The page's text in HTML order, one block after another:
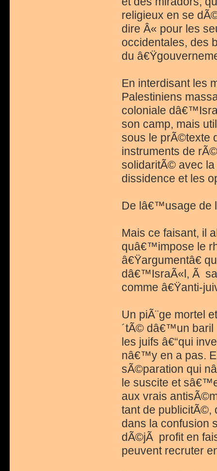
religieux en se
dire Â« pour les
occidentales, des
du
En interdisant les
Palestiniens
coloniale
son camp, mais
sous le prÃ©texte
instruments de
solidaritÃ© avec la
dissidence et les
De lâ€™usage de
Mais ce faisant, il
quâ€™impose le
â€Ÿargumentâ€
dâ€™IsraÃ«l, Ã
comme â€Ÿanti-
Un piÃ¨ge mortel
´tÃ© dâ€™un baril
les juifs â€“qui
nâ€™y en a pas.
sÃ©paration qui
le suscite et
aux vrais
tant de publicitÃ©,
dans la confusion
dÃ©jÃ profit en
peuvent recruter